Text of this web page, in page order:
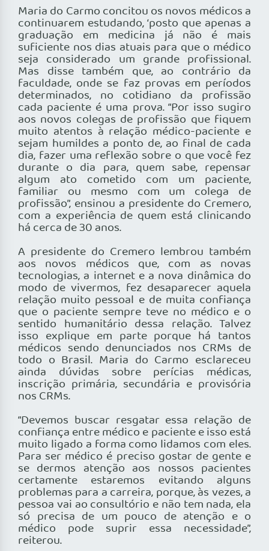
Maria do Carmo concitou os novos médicos a
continuarem estudando, ‘posto que apenas a
graduação em medicina já não é mais
suficiente nos dias atuais para que o médico
seja considerado um grande profissional.
Mas disse também que, ao contrário da
faculdade, onde se faz provas em períodos
determinados, no cotidiano da profissão
cada paciente é uma prova. “Por isso sugiro
aos novos colegas de profissão que fiquem
muito atentos à relação médico-paciente e
sejam humildes a ponto de, ao final de cada
dia, fazer uma reflexão sobre o que você fez
durante o dia para, quem sabe, repensar
algum ato cometido com um paciente,
familiar ou mesmo com um colega de
profissão”, ensinou a presidente do Cremero,
com a experiência de quem está clinicando
há cerca de 30 anos.
A presidente do Cremero lembrou também
aos novos médicos que, com as novas
tecnologias, a internet e a nova dinâmica do
modo de vivermos, fez desaparecer aquela
relação muito pessoal e de muita confiança
que o paciente sempre teve no médico e o
sentido humanitário dessa relação. Talvez
isso explique em parte porque há tantos
médicos sendo denunciados nos CRMs de
todo o Brasil. Maria do Carmo esclareceu
ainda dúvidas sobre perícias médicas,
inscrição primária, secundária e provisória
nos CRMs.
“Devemos buscar resgatar essa relação de
confiança entre médico e paciente e isso está
muito ligado a forma como lidamos com eles.
Para ser médico é preciso gostar de gente e
se dermos atenção aos nossos pacientes
certamente estaremos evitando alguns
problemas para a carreira, porque, às vezes, a
pessoa vai ao consultório e não tem nada, ela
só precisa de um pouco de atenção e o
médico pode suprir essa necessidade”,
reiterou.